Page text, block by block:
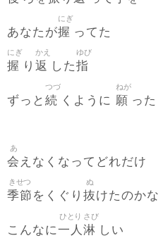
あなたが握
にぎ
ってた
握
にぎ
り 返
かえ
した指
ゆび
ずっと 続
つづ
くように 願
ねが
った
会
あ
えなくなってどれだけ
季節
きせつ
をくぐり 抜
ぬ
けたのかな
こんなに一人
ひとり
淋
さび
しい